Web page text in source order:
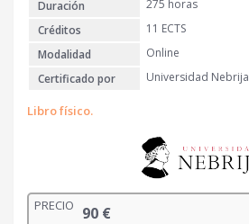
Duración
275 horas
Créditos
11 ECTS
Modalidad
Online
Certificado por
Universidad Nebrija
Libro físico.
PRECIO 90 €